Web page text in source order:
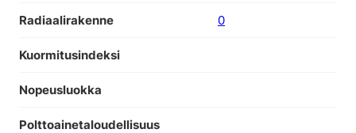
Radiaalirakenne 0
Kuormitusindeksi
Nopeusluokka
Polttoainetaloudellisuus